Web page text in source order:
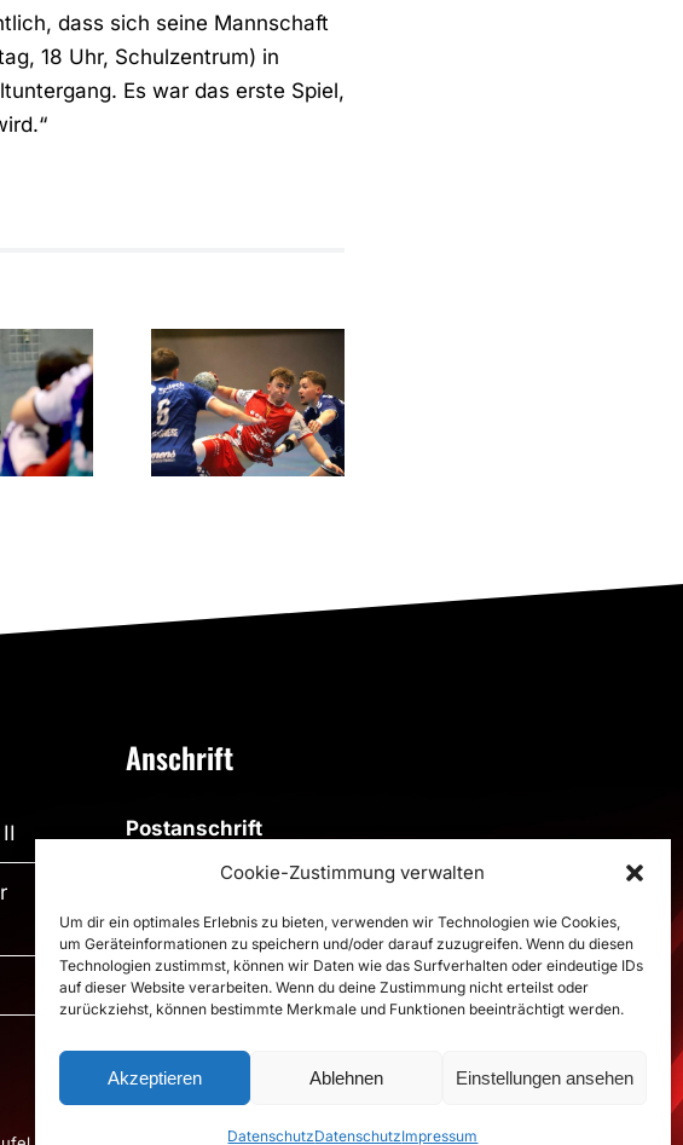
Cookie-Zustimmung verwalten
Um dir ein optimales Erlebnis zu bieten, verwenden wir Technologien wie Cookies,
um Geräteinformationen zu speichern und/oder darauf zuzugreifen. Wenn du diesen
Technologien zustimmst, können wir Daten wie das Surfverhalten oder eindeutige IDs
auf dieser Website verarbeiten. Wenn du deine Zustimmung nicht erteilst oder
zurückziehst, können bestimmte Merkmale und Funktionen beeinträchtigt werden.
Akzeptieren Ablehnen Einstellungen ansehen
DatenschutzDatenschutzImpressum
dass sich seine Mannschaft
18 Uhr, Schulzentrum) in
Es war das erste Spiel,
Betriebstemperatur:
RSV
Altenbögge
hat den
Aufstieg
Anschrift
Postanschrift
RSV Altenbögge-Bönen 1951 e.V.
Sporthalle
Sporthalle im Schulzentrum
Pestalozzistraße, 59199 Bönen
>Route